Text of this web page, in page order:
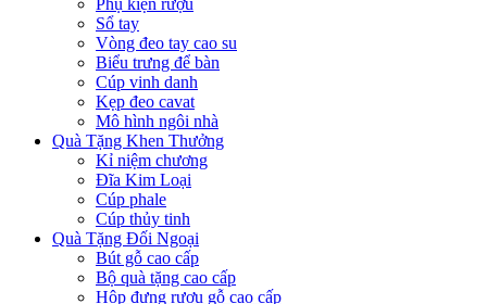
Phụ kiện rượu
Sổ tay
Vòng đeo tay cao su
Biểu trưng để bàn
Cúp vinh danh
Kẹp đeo cavat
Mô hình ngôi nhà
Quà Tặng Khen Thưởng
Kỉ niệm chương
Đĩa Kim Loại
Cúp phale
Cúp thủy tinh
Quà Tặng Đối Ngoại
Bút gỗ cao cấp
Bộ quà tặng cao cấp
Hộp đựng rượu gỗ cao cấp